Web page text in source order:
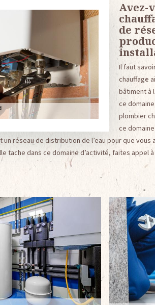
Avez-
de
Il faut
chauffage
bâtiment à
ce
plombier
ce
réseau de distribution de l’eau pour que vous
tache dans ce domaine d’activité, faites appel